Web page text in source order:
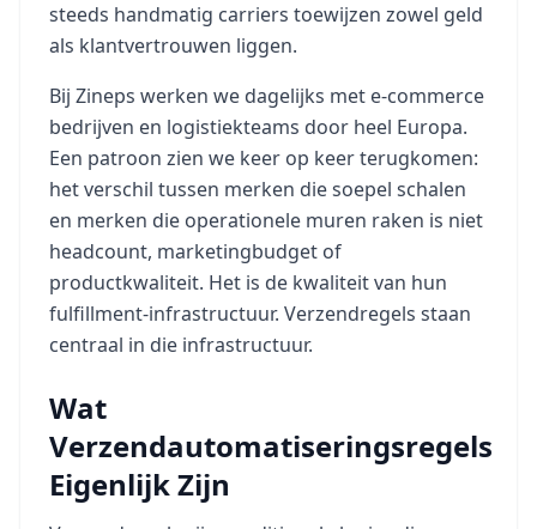
steeds handmatig carriers toewijzen zowel geld
als klantvertrouwen liggen.
Bij Zineps werken we dagelijks met e-commerce
bedrijven en logistiekteams door heel Europa.
Een patroon zien we keer op keer terugkomen:
het verschil tussen merken die soepel schalen
en merken die operationele muren raken is niet
headcount, marketingbudget of
productkwaliteit. Het is de kwaliteit van hun
fulfillment-infrastructuur. Verzendregels staan
centraal in die infrastructuur.
Wat
Verzendautomatiseringsregels
Eigenlijk Zijn